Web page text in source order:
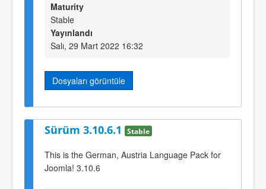
Maturity
Stable
Yayınlandı
Salı, 29 Mart 2022 16:32
Dosyaları görüntüle
Sürüm 3.10.6.1 Stable
This is the German, Austria Language Pack for
Joomla! 3.10.6